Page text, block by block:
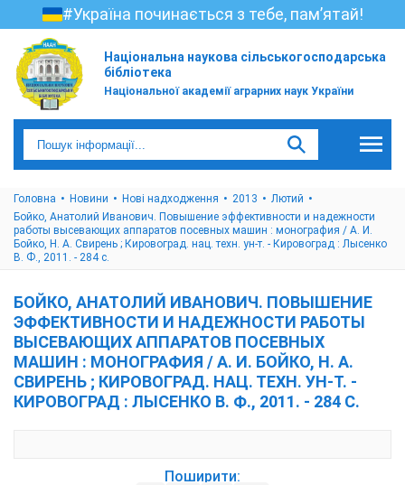
#Україна починається з тебе, пам’ятай!
Національна наукова сільськогосподарська
бібліотека
Національної академії аграрних наук України
Головна Новини Нові надходження 2013
Лютий
Бойко, Анатолий Иванович. Повышение эффективности и надежности
работы высевающих аппаратов посевных машин : монография / А. И.
Бойко, Н. А. Свирень ; Кировоград. нац. техн. ун-т. - Кировоград : Лысенко
В. Ф., 2011. - 284 с.
БОЙКО, АНАТОЛИЙ ИВАНОВИЧ. ПОВЫШЕНИЕ
ЭФФЕКТИВНОСТИ И НАДЕЖНОСТИ РАБОТЫ
ВЫСЕВАЮЩИХ АППАРАТОВ ПОСЕВНЫХ
МАШИН : МОНОГРАФИЯ / А. И. БОЙКО, Н. А.
СВИРЕНЬ ; КИРОВОГРАД. НАЦ. ТЕХН. УН-Т. -
КИРОВОГРАД : ЛЫСЕНКО В. Ф., 2011. - 284 С.
Поширити: